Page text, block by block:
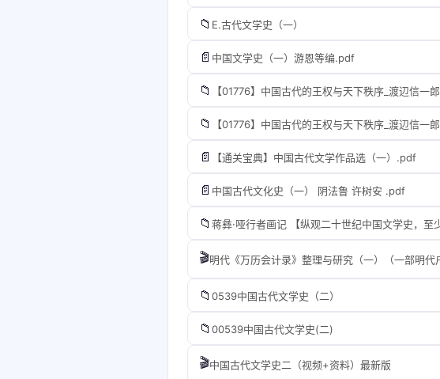
📁 E.古代文学史（一）
📄 中国文学史（一）游恩等编.pdf
📁 【01776】中国古代的王权与天下秩序_渡辺信一郎
📁 【01776】中国古代的王权与天下秩序_渡辺信一郎
📄 【通关宝典】中国古代文学作品选（一）.pdf
📄 中国古代文化史（一） 阴法鲁 许树安 .pdf
📁
🎬
📁 0539中国古代文学史（二）
📁 00539中国古代文学史(二)
🎬中国古代文学史二（视频+资料）最新版